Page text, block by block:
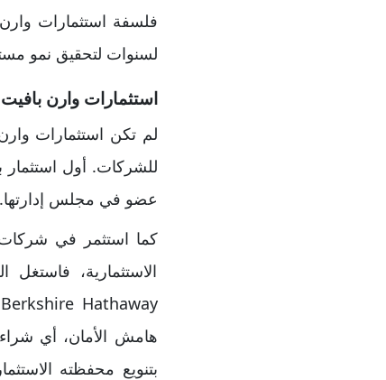
فلسفة استثمارات وارن
لسنوات لتحقيق نمو
استثمارات وارن بافيت
لم تكن استثمارات
عضو في مجلس إدارتها.
الاستثمارية،
هامش الأمان، أي شراء
بتنويع محفظته